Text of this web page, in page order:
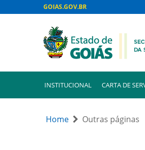
GOIAS.GOV.BR
INSTITUCIONAL CARTA DE
Home Outras páginas